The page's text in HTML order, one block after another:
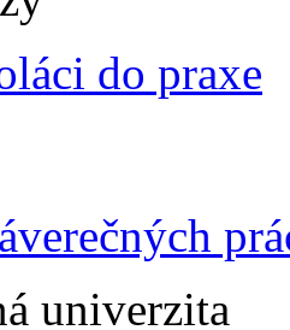
do praxe
univerzita